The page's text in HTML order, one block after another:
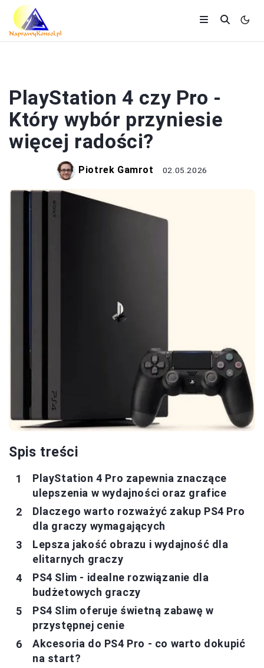
PlayStation 4 czy Pro -
Który wybór przyniesie
więcej radości?
Piotrek Gamrot 02.05.2026
Spis treści
PlayStation 4 Pro zapewnia znaczące
ulepszenia w wydajności oraz grafice
Dlaczego warto rozważyć zakup PS4 Pro
dla graczy wymagających
Lepsza jakość obrazu i wydajność dla
elitarnych graczy
PS4 Slim - idealne rozwiązanie dla
budżetowych graczy
PS4 Slim oferuje świetną zabawę w
przystępnej cenie
Akcesoria do PS4 Pro - co warto dokupić
na start?